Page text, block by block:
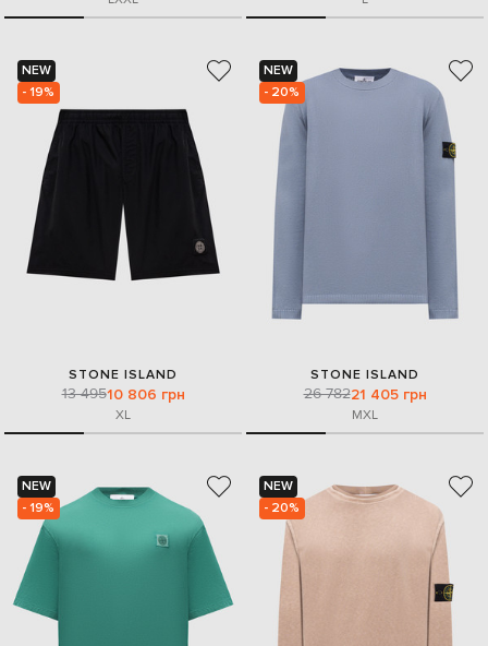
NEW
- 19%
STONE ISLAND
13 49510 806 грн
XL
NEW
- 20%
STONE ISLAND
26 78221 405 грн
MXL
NEW
- 19%
NEW
- 20%